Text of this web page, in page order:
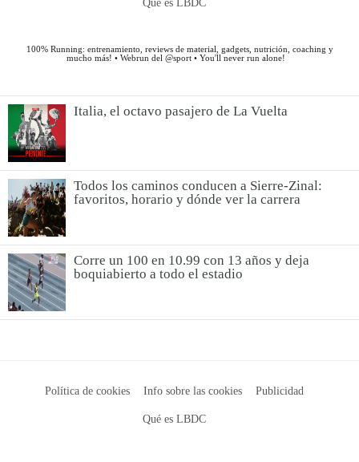
Italia, el octavo pasajero de La Vuelta
Todos los caminos conducen a Sierre-Zinal:
favoritos, horario y dónde ver la carrera
Corre un 100 en 10.99 con 13 años y deja
boquiabierto a todo el estadio
Política de cookies Info sobre las cookies Publicidad
Qué es LBDC